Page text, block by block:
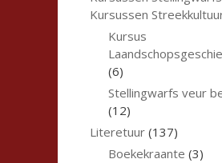
Kursussen
Kursus
(6)
Stellingwarfs veur
(12)
Literetuur (137)
Boekekraante (3)